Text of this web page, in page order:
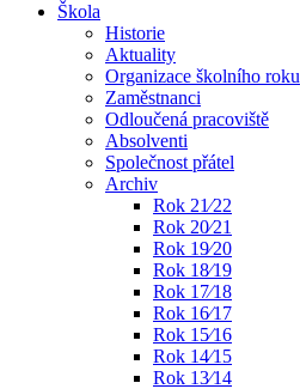
Škola
Historie
Aktuality
Organizace školního roku
Zaměstnanci
Odloučená pracoviště
Absolventi
Společnost přátel
Archiv
Rok 21⁄22
Rok 20⁄21
Rok 19⁄20
Rok 18⁄19
Rok 17⁄18
Rok 16⁄17
Rok 15⁄16
Rok 14⁄15
Rok 13⁄14